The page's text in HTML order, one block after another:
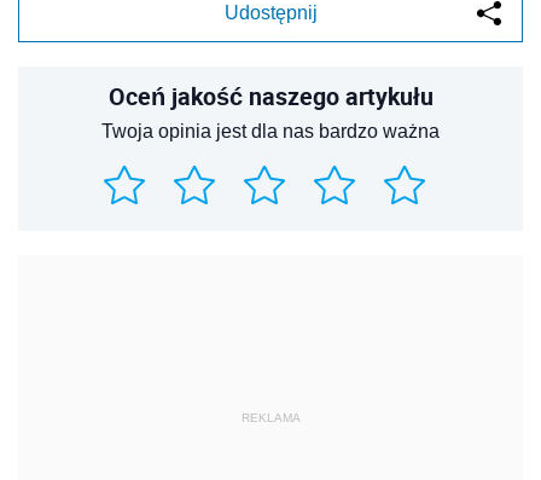
Udostępnij
Oceń jakość naszego artykułu
Twoja opinia jest dla nas bardzo ważna
REKLAMA